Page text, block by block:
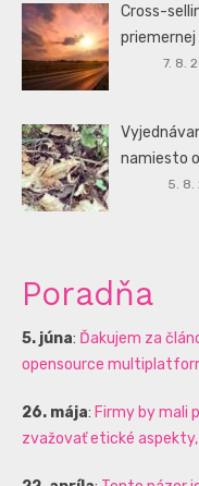
Cross-
7. 8.
namiesto
5. 8.
Poradňa
5. júna: Ďakujem za
opensource
26. mája: Firmy by mali
zvažovať etické